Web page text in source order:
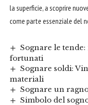
la superficie, a scoprire
come parte essenziale del
Sognare le
fortunati
Sognare soldi:
materiali
Sognare un
Simbolo del